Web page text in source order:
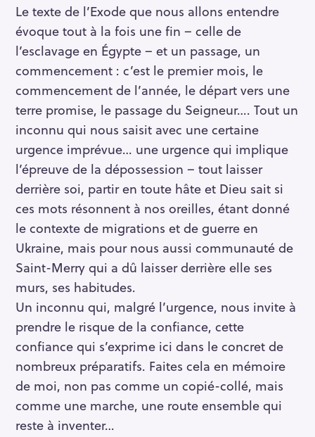
Le texte de l’Exode que nous allons entendre
évoque tout à la fois une fin – celle de
l’esclavage en Égypte – et un passage, un
commencement : c’est le premier mois, le
commencement de l’année, le départ vers une
terre promise, le passage du Seigneur…. Tout un
inconnu qui nous saisit avec une certaine
urgence imprévue… une urgence qui implique
l’épreuve de la dépossession – tout laisser
derrière soi, partir en toute hâte et Dieu sait si
ces mots résonnent à nos oreilles, étant donné
le contexte de migrations et de guerre en
Ukraine, mais pour nous aussi communauté de
Saint-Merry qui a dû laisser derrière elle ses
murs, ses habitudes.
Un inconnu qui, malgré l’urgence, nous invite à
prendre le risque de la confiance, cette
confiance qui s’exprime ici dans le concret de
nombreux préparatifs. Faites cela en mémoire
de moi, non pas comme un copié-collé, mais
comme une marche, une route ensemble qui
reste à inventer…